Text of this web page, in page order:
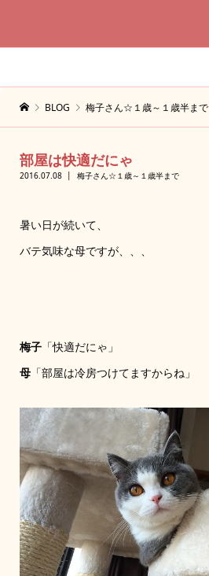
BLOG 梅子さん☆１歳～１歳半まで
部屋は快適だにゃ
2016.07.08 梅子さん☆１歳～１歳半まで
暑い日が続いて、
バテ気味な母ですが、、、
梅子「快適だにゃ」
母「部屋は冷房つけてますからね」